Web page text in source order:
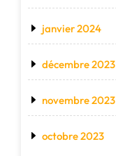
janvier 2024
décembre 2023
novembre 2023
octobre 2023